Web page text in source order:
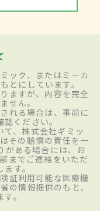
ック、またはミーカ
とにしています。
ますが、内容を完全
せん。
れる場合は、事前に
ください。
、株式会社ギミッ
その賠償の責任を一
がある場合には、お
までご連絡をいただ
す。
証利用可能な医療機
の情報提供のもと、
。